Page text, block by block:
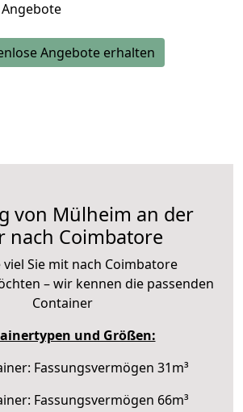
Angebote erhalten
von Mülheim an der
nach Coimbatore
viel Sie mit nach Coimbatore
– wir kennen die passenden
Container
und Größen:
Fassungsvermögen 31m³
Fassungsvermögen 66m³